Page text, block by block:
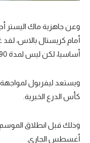
وعن جاهزية ماك اليستر
أمام كريستال بالاس،
أساسيا، لكن ليس لمدة 90 دقيقة".
ويستعد ليفربول
كأس الدرع الخيرية.
أغسطس الجاري.